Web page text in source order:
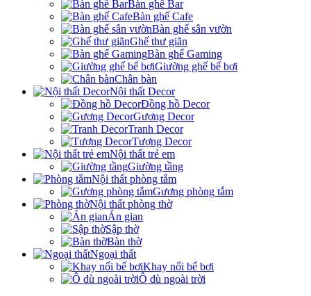
Bàn ghế Bar
Bàn ghế Cafe
Bàn ghế sân vườn
Ghế thư giãn
Bàn ghế Gaming
Giường ghế bể bơi
Chân bàn
Nội thất Decor
Đồng hồ Decor
Gương Decor
Tranh Decor
Tượng Decor
Nội thất trẻ em
Giường tầng
Nội thất phòng tắm
Gương phòng tắm
Nội thất phòng thờ
Án gian
Sập thờ
Bàn thờ
Ngoại thất
Khay nổi bể bơi
Ô dù ngoài trời